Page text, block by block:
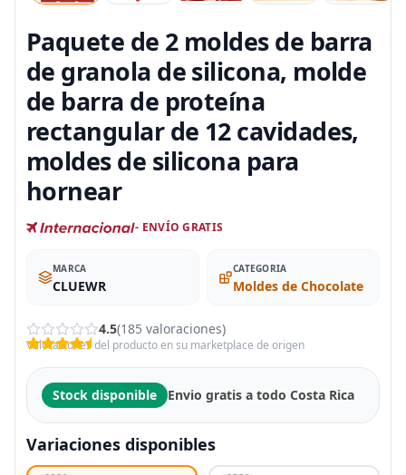
Paquete de 2 moldes de barra
de granola de silicona, molde
de barra de proteína
rectangular de 12 cavidades,
moldes de silicona para
hornear
- ENVÍO GRATIS
MARCA
CLUEWR
CATEGORIA
Moldes de Chocolate
4.5(185 valoraciones)
Valoraciones del producto en su marketplace de origen
Stock disponible Envio gratis a todo Costa Rica
Variaciones disponibles